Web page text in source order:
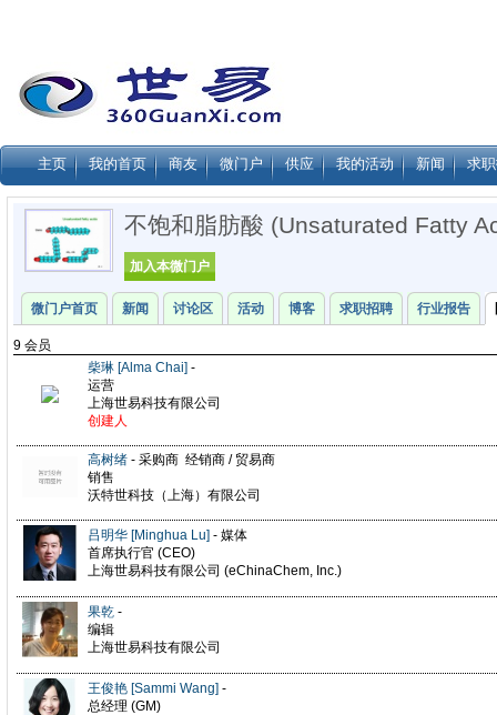
主页 我的首页 商友 微门户 供应 我的活动 新闻 求
不饱和脂肪酸 (unsaturated Fatty
加入本微门户
微门户首页 新闻 讨论区 活动 博客 求职招聘 行业报告
9 会员
柴琳 [Alma Chai] -
运营
上海世易科技有限公司
创建人
高树绪 - 采购商 经销商 / 贸易商
销售
沃特世科技（上海）有限公司
吕明华 [Minghua Lu] - 媒体
首席执行官 (CEO)
上海世易科技有限公司 (eChinaChem, Inc.)
果乾 -
编辑
上海世易科技有限公司
王俊艳 [Sammi Wang] -
总经理 (GM)